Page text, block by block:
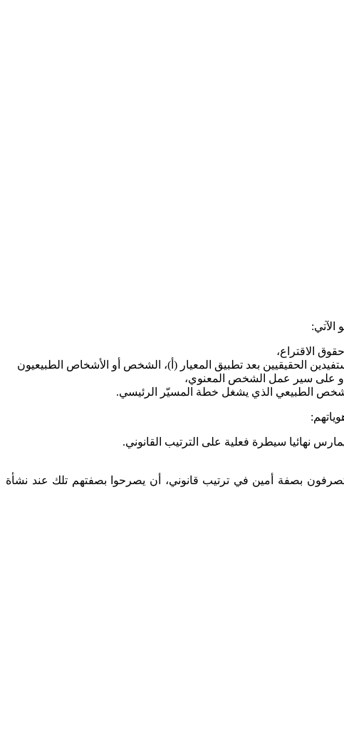
الآتي:
الحقيقيين بعد تطبيق المعيار (أ)، الشخص أو الأشخاص الطبيعيون
أو على سير عمل الشخص المعنوي،
الطبيعي الذي يشغل خطة المسيّر الرئيسي.
:
نهائيا سيطرة فعلية على الترتيب القانوني.
بصفة أمين في ترتيب قانوني، أن يصرحوا بصفتهم تلك عند نشأة